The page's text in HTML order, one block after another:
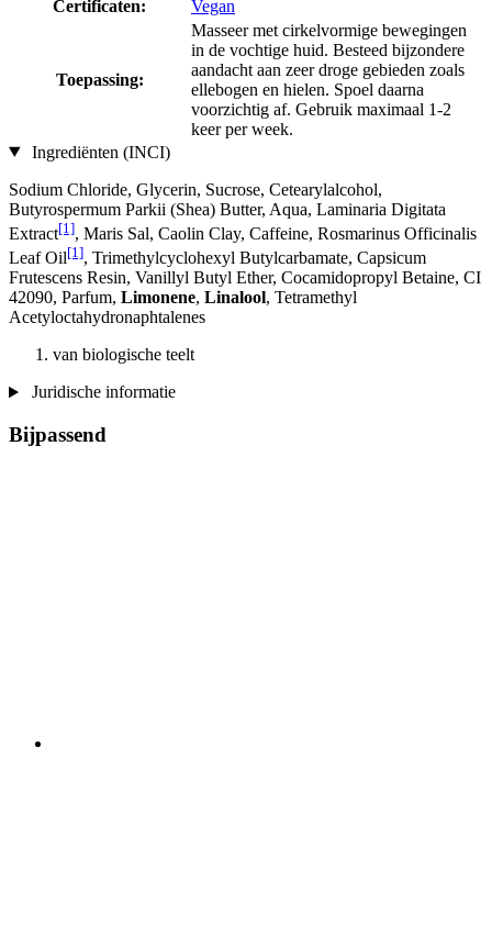
Certificaten:
Vegan
Toepassing:
Masseer met cirkelvormige bewegingen
in de vochtige huid. Besteed bijzondere
aandacht aan zeer droge gebieden zoals
ellebogen en hielen. Spoel daarna
voorzichtig af. Gebruik maximaal 1-2
keer per week.
Ingrediënten (INCI)
Sodium Chloride, Glycerin, Sucrose, Cetearylalcohol,
Butyrospermum Parkii (Shea) Butter, Aqua, Laminaria Digitata
Extract[1], Maris Sal, Caolin Clay, Caffeine, Rosmarinus Officinalis
Leaf Oil[1], Trimethylcyclohexyl Butylcarbamate, Capsicum
Frutescens Resin, Vanillyl Butyl Ether, Cocamidopropyl Betaine, CI
42090, Parfum, Limonene, Linalool, Tetramethyl
Acetyloctahydronaphtalenes
van biologische teelt
Juridische informatie
Bijpassend